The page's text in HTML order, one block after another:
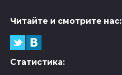
Читайте и смотрите нас:
Статистика: